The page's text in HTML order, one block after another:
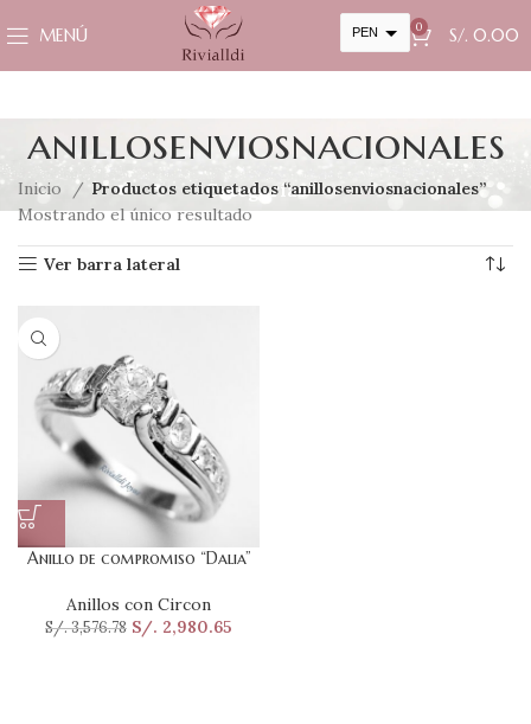
MENÚ PEN
USD
0 S/. 0.00
anillosenviosnacionales
Categorías
Inicio
Productos etiquetados “anillosenviosnacionales”
Mostrando el único resultado
Ver barra lateral
Anillo de compromiso “Dalia”
Anillos con Circon
S/.3,576.78 S/. 2,980.65